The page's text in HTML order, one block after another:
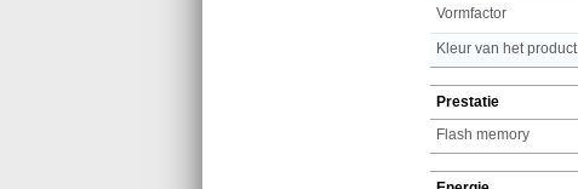
Vormfactor
Kleur van het product
Prestatie
Flash memory